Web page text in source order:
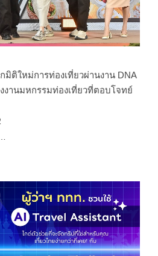
ติใหม่การท่องเที่ยวผ่านงาน DNA
งานมหกรรมท่องเที่ยวที่ตอบโจทย์